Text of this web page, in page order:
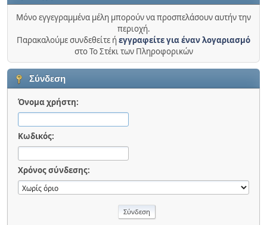
Μόνο εγγεγραμμένα μέλη μπορούν να προσπελάσουν αυτήν την
περιοχή.
Παρακαλούμε συνδεθείτε ήεγγραφείτε για έναν λογαριασμό
στο Το Στέκι των Πληροφορικών
Σύνδεση
Όνομα χρήστη:
Κωδικός:
Χρόνος σύνδεσης: